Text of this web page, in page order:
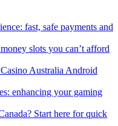
fast, safe payments and
slots you can’t afford
Australia Android
enhancing your gaming
Start here for quick